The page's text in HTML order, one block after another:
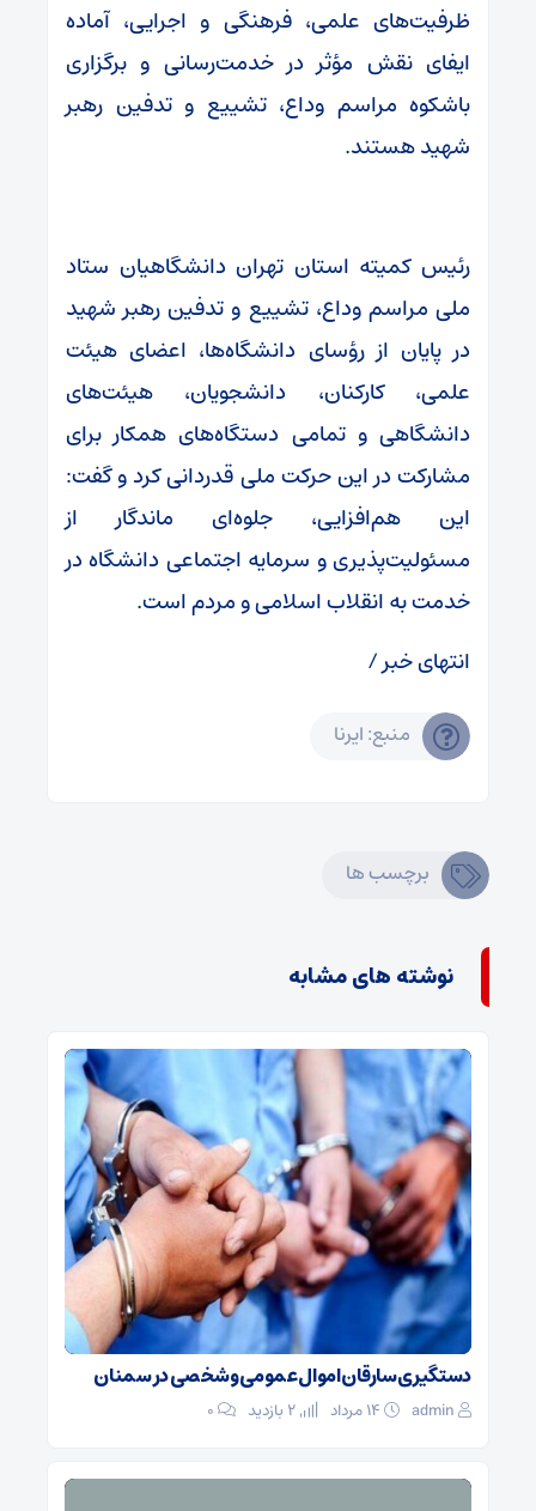
ظرفیت‌های علمی، فرهنگی و اجرایی، آماده
ایفای نقش مؤثر در خدمت‌رسانی و برگزاری
باشکوه مراسم وداع، تشییع و تدفین رهبر
شهید هستند.
رئیس کمیته استان تهران دانشگاهیان ستاد
ملی مراسم وداع، تشییع و تدفین رهبر شهید
در پایان از رؤسای دانشگاه‌ها، اعضای هیئت
علمی، کارکنان، دانشجویان، هیئت‌های
دانشگاهی و تمامی دستگاه‌های همکار برای
مشارکت در این حرکت ملی قدردانی کرد و گفت:
این هم‌افزایی، جلوه‌ای ماندگار از
مسئولیت‌پذیری و سرمایه اجتماعی دانشگاه در
خدمت به انقلاب اسلامی و مردم است.
انتهای خبر /
منبع: ایرنا
برچسب ها
نوشته های مشابه
دستگیری سارقان اموال عمومی و شخصی در سمنان
admin ۰